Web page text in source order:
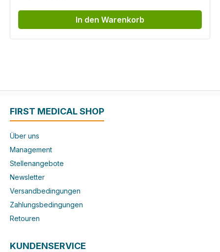
In den Warenkorb
FIRST MEDICAL SHOP
Über uns
Management
Stellenangebote
Newsletter
Versandbedingungen
Zahlungsbedingungen
Retouren
KUNDENSERVICE